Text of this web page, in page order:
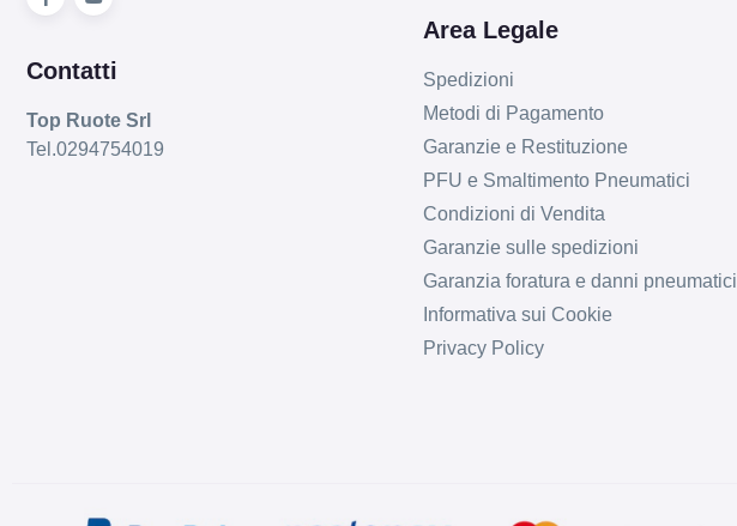
Contatti
Top Ruote Srl
Tel.0294754019
Area Legale
Spedizioni
Metodi di Pagamento
Garanzie e Restituzione
PFU e Smaltimento Pneumatici
Condizioni di Vendita
Garanzie sulle spedizioni
Garanzia foratura e danni pneumatici
Informativa sui Cookie
Privacy Policy